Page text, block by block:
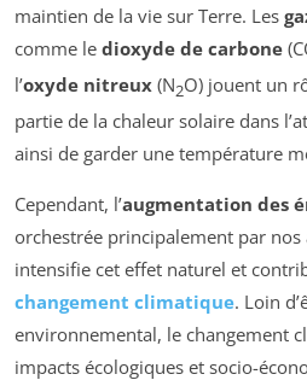
maintien de la vie sur Terre. Les
comme le dioxyde de carbone
l’oxyde nitreux (N2O) jouent un
partie de la chaleur solaire dans
ainsi de garder une température
Cependant, l’augmentation des
orchestrée principalement par nos
intensifie cet effet naturel et
changement climatique. Loin
environnemental, le changement
impacts écologiques et socio-